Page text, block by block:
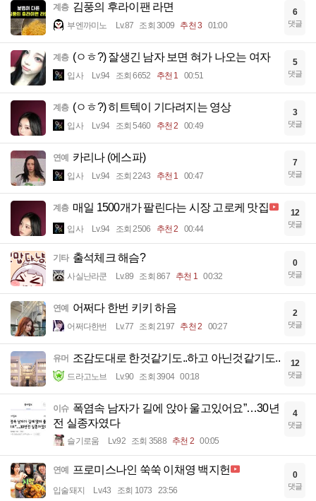
계층 김풍의 후라이팬 라면
부엔까미노 Lv.87 조회 3009 추천 3 01:00
6
댓글
계층 (ㅇㅎ?) 잘생긴 남자 보면 혀가 나오는 여자
입사 Lv.94 조회 6652 추천 1 00:51
5
댓글
계층 (ㅇㅎ?) 히트텍이 기다려지는 영상
입사 Lv.94 조회 5460 추천 2 00:49
3
댓글
연예 카리나 (에스파)
입사 Lv.94 조회 2243 추천 1 00:47
7
댓글
계층 매일 1500개가 팔린다는 시장 고로케 맛집
입사 Lv.94 조회 2506 추천 2 00:44
12
댓글
기타 출석체크 해슴?
사실난라쿤 Lv.89 조회 867 추천 1 00:32
0
댓글
연예 어쩌다 한번 키키 하음
어쩌다한번 Lv.77 조회 2197 추천 2 00:27
2
댓글
유머 조감도대로 한것같기도..하고 아닌것같기도..
드라고노브 Lv.90 조회 3904 00:18
12
댓글
이슈 폭염속 남자가 길에 앉아 울고있어요”…30년
전 실종자였다
슬기로움 Lv.92 조회 3588 추천 2 00:05
4
댓글
연예 프로미스나인 쑥쑥 이채영 백지헌
입술돼지 Lv.43 조회 1073 23:56
0
댓글